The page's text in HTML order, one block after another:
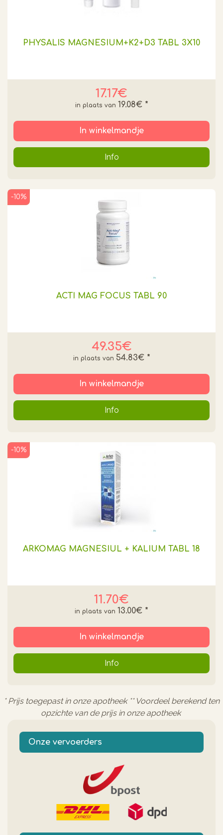
PHYSALIS MAGNESIUM+K2+D3 TABL 3X10
17.17€
19.08€ *
In winkelmandje
Info
ACTI MAG FOCUS TABL 90
49.35€
-10%
54.83€ *
In winkelmandje
Info
ARKOMAG MAGNESIUL + KALIUM TABL 18
11.70€
-10%
13.00€ *
In winkelmandje
Info
* Prijs toegepast in onze apotheek ** Voordeel berekend ten
opzichte van de prijs in onze apotheek
Onze vervoerders